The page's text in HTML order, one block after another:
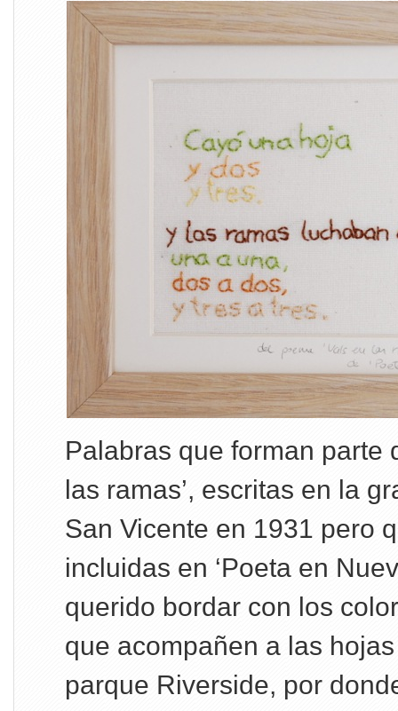
Palabras que forman parte
las ramas’, escritas en la
San Vicente en 1931 pero
incluidas en ‘Poeta en
querido bordar con los
que acompañen a las
parque Riverside, por